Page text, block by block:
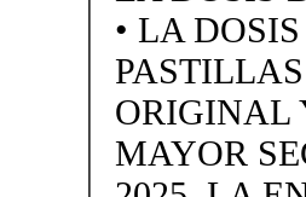
• LA
ORIGINAL
MAYOR